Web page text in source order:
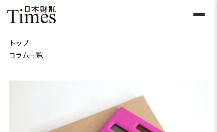
トップ
コラム一覧